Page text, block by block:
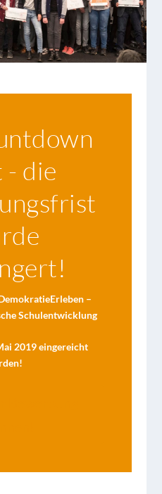
- die
–
Schulentwicklung
2019 eingereicht